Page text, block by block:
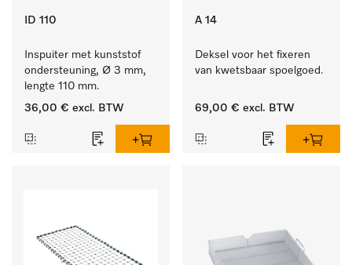
ID 110
Inspuiter met kunststof
ondersteuning, Ø 3 mm,
lengte 110 mm.
36,00 € excl. BTW
A 14
Deksel voor het fixeren
van kwetsbaar spoelgoed.
69,00 € excl. BTW